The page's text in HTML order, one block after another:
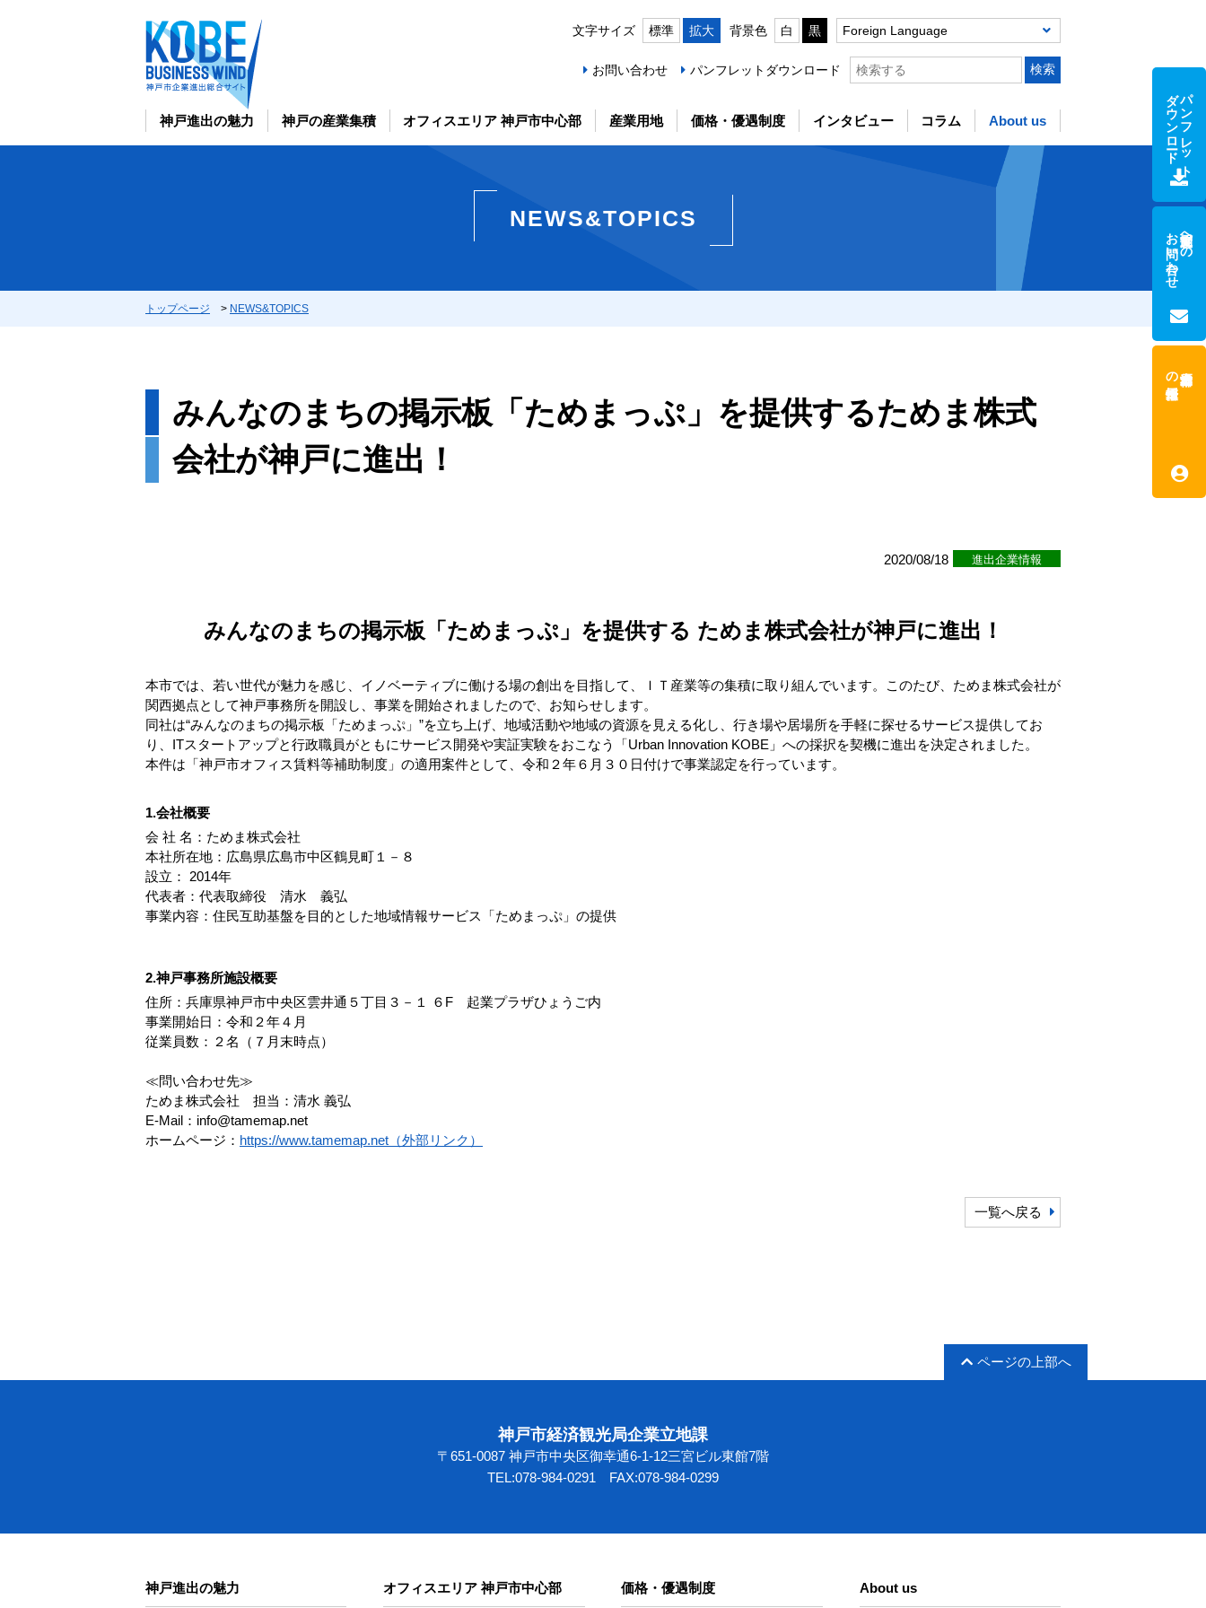
文字サイズ 標準 拡大 背景色 白 黒 Foreign Language
お問い合わせ パンフレットダウンロード
神戸進出の魅力 神戸の産業集積 オフィスエリア 神戸市中心部 産業用地 価格・優遇制度 インタビュー コラム About us
NEWS&TOPICS
トップページ > NEWS&TOPICS
みんなのまちの掲示板「ためまっぷ」を提供するためま株式
会社が神戸に進出！
進出企業情報
2020/08/18
みんなのまちの掲示板「ためまっぷ」を提供する ためま株式会社が神戸に進出！
本市では、若い世代が魅力を感じ、イノベーティブに働ける場の創出を目指して、ＩＴ産業等の集積に取り組んでいます。このたび、ためま株式会社が
関西拠点として神戸事務所を開設し、事業を開始されましたので、お知らせします。
同社は“みんなのまちの掲示板「ためまっぷ」”を立ち上げ、地域活動や地域の資源を見える化し、行き場や居場所を手軽に探せるサービス提供してお
り、ITスタートアップと行政職員がともにサービス開発や実証実験をおこなう「Urban Innovation KOBE」への採択を契機に進出を決定されました。
本件は「神戸市オフィス賃料等補助制度」の適用案件として、令和２年６月３０日付けで事業認定を行っています。
1.会社概要
会 社 名：ためま株式会社
本社所在地：広島県広島市中区鶴見町１－８
設立： 2014年
代表者：代表取締役 清水 義弘
事業内容：住民互助基盤を目的とした地域情報サービス「ためまっぷ」の提供
2.神戸事務所施設概要
住所：兵庫県神戸市中央区雲井通５丁目３－１ ６F 起業プラザひょうご内
事業開始日：令和２年４月
従業員数：２名（７月末時点）
≪問い合わせ先≫
ためま株式会社 担当：清水 義弘
E-Mail：info@tamemap.net
ホームページ： https://www.tamemap.net（外部リンク）
一覧へ戻る
ページの上部へ
神戸市経済観光局企業立地課
〒651-0087 神戸市中央区御幸通6-1-12三宮ビル東館7階
TEL:078-984-0291 FAX:078-984-0299
神戸進出の魅力 オフィスエリア 神戸市中心部 価格・優遇制度 About us
パンフレット
ダウンロード
支援制度への
お問い合わせ
の採用情報